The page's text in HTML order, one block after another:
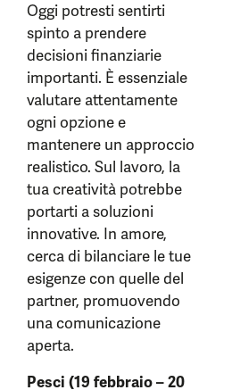
Oggi potresti sentirti
spinto a prendere
decisioni finanziarie
importanti. È essenziale
valutare attentamente
ogni opzione e
mantenere un approccio
realistico. Sul lavoro, la
tua creatività potrebbe
portarti a soluzioni
innovative. In amore,
cerca di bilanciare le tue
esigenze con quelle del
partner, promuovendo
una comunicazione
aperta.
Pesci (19 febbraio – 20